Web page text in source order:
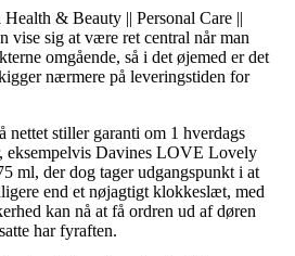
& Beauty || Personal Care ||
vise sig at være ret central når man
omgående, så i det øjemed er det
nærmere på leveringstiden for
nettet stiller garanti om 1 hverdags
eksempelvis Davines LOVE Lovely
ml, der dog tager udgangspunkt i at
end et nøjagtigt klokkeslæt, med
kan nå at få ordren ud af døren
har fyraften.